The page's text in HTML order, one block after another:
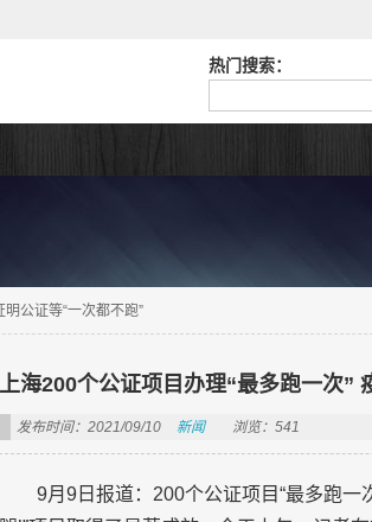
热门搜索：
公证等“一次都不跑”
上海200个公证项目办理“最多跑一次”
发布时间：2021/09/10 新闻 浏览：541
9月9日报道：200个公证项目“最多跑一